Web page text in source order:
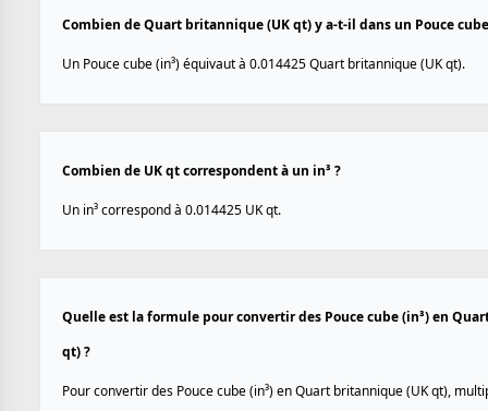
Combien de Quart britannique (UK qt) y a-t-il dans un Pouce
Un Pouce cube (in³) équivaut à 0.014425 Quart britannique (UK qt).
Combien de UK qt correspondent à un in³ ?
Un in³ correspond à 0.014425 UK qt.
Quelle est la formule pour convertir des Pouce cube (in³) en
qt) ?
Pour convertir des Pouce cube (in³) en Quart britannique (UK qt),